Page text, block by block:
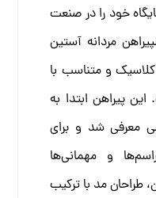
خود را در صنعت
پیراهن مردانه آستین
و متناسب با
پیراهن ابتدا به
معرفی شد و برای
و مهمانی‌ها
طراحان مد با ترکیب